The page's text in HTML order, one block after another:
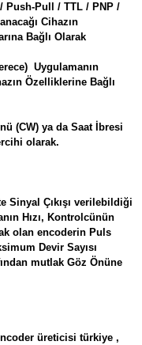
Push-Pull / TTL / PNP /
Cihazın
Bağlı Olarak
Uygulamanın
Özelliklerine Bağlı
(CW) ya da Saat İbresi
olarak.
Sinyal Çıkışı verilebildiği
Hızı, Kontrolcünün
olan encoderin Puls
Devir Sayısı
mutlak Göz Önüne
üreticisi türkiye ,